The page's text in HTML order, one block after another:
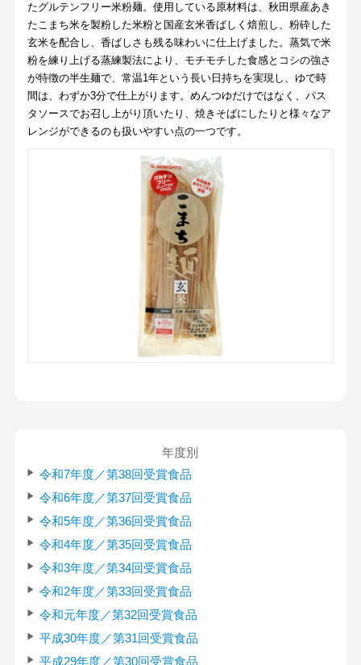
たグルテンフリー米粉麺。使用している原材料は、秋田県産あき
たこまち米を製粉した米粉と国産玄米香ばしく焙煎し、粉砕した
玄米を配合し、香ばしさも残る味わいに仕上げました。蒸気で米
粉を練り上げる蒸練製法により、モチモチした食感とコシの強さ
が特徴の半生麺で、常温1年という長い日持ちを実現し、ゆで時
間は、わずか3分で仕上がります。めんつゆだけではなく、パス
タソースでお召し上がり頂いたり、焼きそばにしたりと様々なア
レンジができるのも扱いやすい点の一つです。
年度別
令和7年度／第38回受賞食品
令和6年度／第37回受賞食品
令和5年度／第36回受賞食品
令和4年度／第35回受賞食品
令和3年度／第34回受賞食品
令和2年度／第33回受賞食品
令和元年度／第32回受賞食品
平成30年度／第31回受賞食品
平成29年度／第30回受賞食品